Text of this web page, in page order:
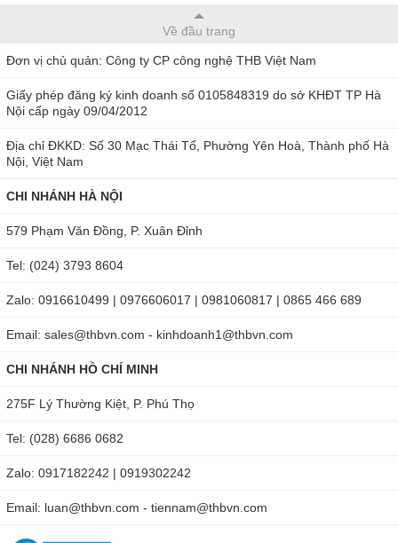
Về đầu trang
Đơn vị chủ quản: Công ty CP công nghệ THB Việt Nam
Giấy phép đăng ký kinh doanh số 0105848319 do sở KHĐT TP Hà
Nội cấp ngày 09/04/2012
Địa chỉ ĐKKD: Số 30 Mạc Thái Tổ, Phường Yên Hoà, Thành phố Hà
Nội, Việt Nam
CHI NHÁNH HÀ NỘI
579 Phạm Văn Đồng, P. Xuân Đỉnh
Tel: (024) 3793 8604
Zalo: 0916610499 | 0976606017 | 0981060817 | 0865 466 689
Email: sales@thbvn.com - kinhdoanh1@thbvn.com
CHI NHÁNH HỒ CHÍ MINH
275F Lý Thường Kiệt, P. Phú Thọ
Tel: (028) 6686 0682
Zalo: 0917182242 | 0919302242
Email: luan@thbvn.com - tiennam@thbvn.com